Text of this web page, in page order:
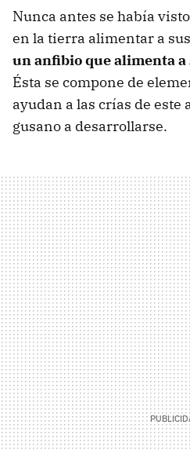
Nunca antes se había
en la tierra alimentar a
un anfibio que alimenta
Ésta se compone de
ayudan a las crías de este
gusano a desarrollarse.